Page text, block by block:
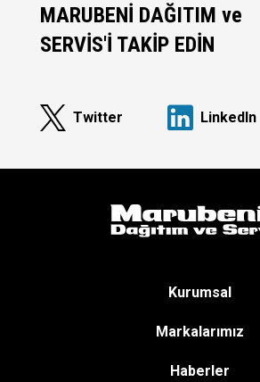
MARUBENİ DAĞITIM ve
SERVİS'İ TAKİP EDİN
Twitter Linkedln
Kurumsal
Markalarımız
Haberler